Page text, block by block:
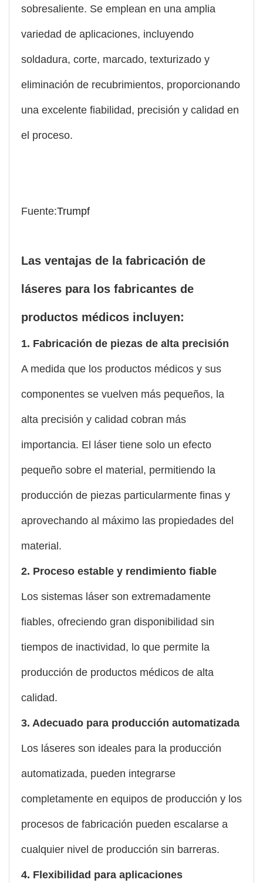
sobresaliente. Se emplean en una amplia
variedad de aplicaciones, incluyendo
soldadura, corte, marcado, texturizado y
eliminación de recubrimientos, proporcionando
una excelente fiabilidad, precisión y calidad en
el proceso.
Fuente:Trumpf
Las ventajas de la fabricación de
láseres para los fabricantes de
productos médicos incluyen:
1. Fabricación de piezas de alta precisión
A medida que los productos médicos y sus
componentes se vuelven más pequeños, la
alta precisión y calidad cobran más
importancia. El láser tiene solo un efecto
pequeño sobre el material, permitiendo la
producción de piezas particularmente finas y
aprovechando al máximo las propiedades del
material.
2. Proceso estable y rendimiento fiable
Los sistemas láser son extremadamente
fiables, ofreciendo gran disponibilidad sin
tiempos de inactividad, lo que permite la
producción de productos médicos de alta
calidad.
3. Adecuado para producción automatizada
Los láseres son ideales para la producción
automatizada, pueden integrarse
completamente en equipos de producción y los
procesos de fabricación pueden escalarse a
cualquier nivel de producción sin barreras.
4. Flexibilidad para aplicaciones